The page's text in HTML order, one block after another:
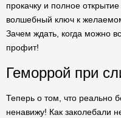
прокачку и полное
волшебный ключ к
Зачем ждать, когда можно
профит!
Геморрой при
Теперь о том, что реально
ненавижу! Как заколебали